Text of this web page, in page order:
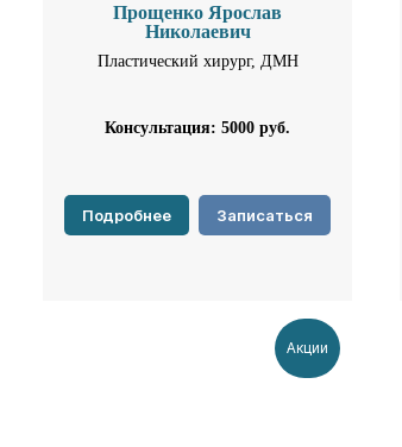
Прощенко Ярослав
Николаевич
Пластический хирург, ДМН
Консультация: 5000 руб.
Подробнее Записаться
Акции